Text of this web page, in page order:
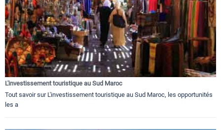
L'investissement touristique au Sud Maroc
Tout savoir sur L'investissement touristique au Sud Maroc, les opportunités
les a